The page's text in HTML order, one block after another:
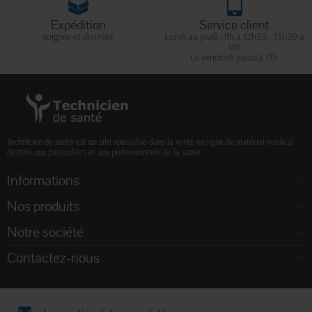
Expédition
soignée et discrète
Service client
Lundi au jeudi : 9h à 12h30 - 13h30 à
18h
Le vendredi jusqu'à 17h
Technicien de santé est un site spécialisé dans la vente en ligne de matériel médical
destiné aux particuliers et aux professionnels de la santé.
Informations
Nos produits
Notre société
Contactez-nous